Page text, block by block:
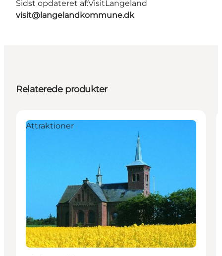
Sidst opdateret af:VisitLangeland
visit@langelandkommune.dk
Relaterede produkter
Attraktioner